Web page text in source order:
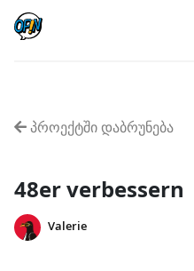
პროექტში დაბრუნება
48er verbessern
Valerie